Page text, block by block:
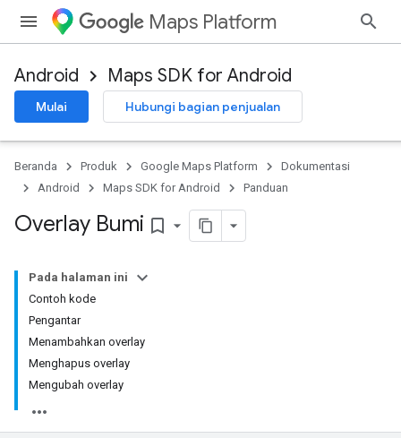
Maps Platform
Android Maps SDK for Android
Mulai Hubungi bagian penjualan
Beranda Produk Google Maps Platform
Dokumentasi
Android
Maps SDK for Android Panduan
Overlay Bumi bookmark_border
Pada halaman ini
Contoh kode
Pengantar
Menambahkan overlay
Menghapus overlay
Mengubah overlay